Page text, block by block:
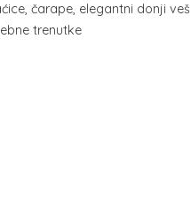
čarape, elegantni donji veš
trenutke